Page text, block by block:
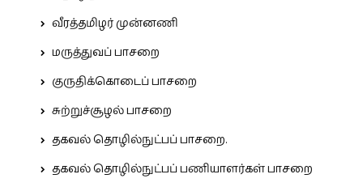
வீரத்தமிழர் முன்னணி
மருத்துவப் பாசறை
குருதிக்கொடைப் பாசறை
சுற்றுச்சூழல் பாசறை
தகவல் தொழில்நுட்பப் பாசறை.
தகவல் தொழில்நுட்பப் பணியாளர்கள் பாசறை